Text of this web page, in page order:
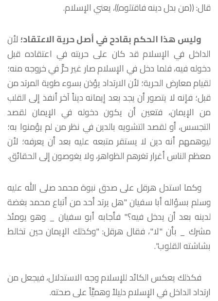
قال: ((من بدل دينه فاقتلوه))، يعني الإسلام.
وليس هذا الحكم بقادح في أصل حرية الاعتقاد؛ لأن
الداخل في الإسلام قد كان على حريته في اعتقاده قبل
دخوله فيه، فلما دخل في الإسلام صار غير حرٍّ في خروجه منه؛
لقيام معارض الحرية؛ لأن الارتداد يؤذن بسوء طوية المرتد من
قبل؛ فإنه لا يتصور أن يجد بعد إيمانه ديناً آخر أنفذ إلى القلب
من الإيمان، فتعين أن يكون دخوله في الإيمان لقصد
التجسس، أو لقصد التشويه بالدين في نظر من لم يؤمنوا به؛
ليوهمهم أنه دين لا يستقر متبعه عليه بعد أن يعرفه؛ لأن
معظم الناس أغرار تغرهم الظواهر، ولا يغوصون إلى الحقائق.
وكما استدل هرقل على صدق نبوة محمد صلى الله عليه
وسلم بسؤاله أبا سفيان "هل يرتد أحد من أتباع محمد بغضة
لدينه بعد أن يدخل فيه؟" فأجابه أبو سفيان _ وهو يومئذ
مشرك _ بأن "لا"، فقال هرقل: "وكذلك الإيمان حين تخالط
بشاشته القلوب".
فكذلك يعكس الكائد للإسلام وجه الاستدلال، فيجعل من
ارتداد الداخل في الإسلام دليلاً وهميَّاً على صحته.